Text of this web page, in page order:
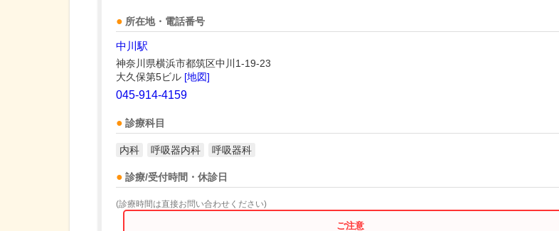
所在地・電話番号
中川駅
神奈川県横浜市都筑区中川1-19-23
大久保第5ビル [地図]
045-914-4159
診療科目
内科 呼吸器内科 呼吸器科
診療/受付時間・休診日
(診療時間は直接お問い合わせください)